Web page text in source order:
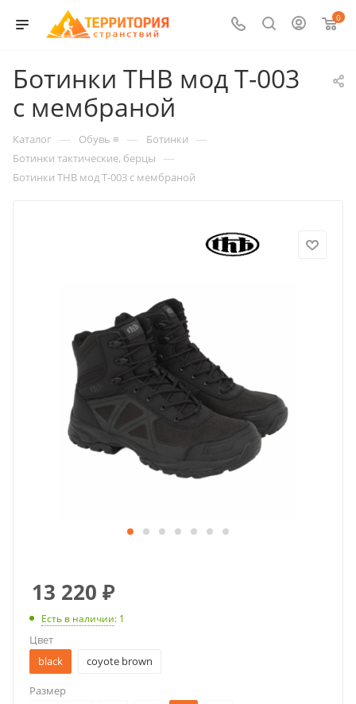
0
Ботинки THB мод T-003
с мембраной
Каталог — Обувь ≡ — Ботинки —
Ботинки тактические, берцы —
Ботинки THB мод T-003 с мембраной
13 220 ₽
Есть в наличии: 1
Цвет
black
coyote brown
Размер